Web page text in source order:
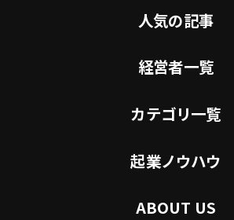
人気の記事
経営者一覧
カテゴリ一覧
起業ノウハウ
ABOUT US